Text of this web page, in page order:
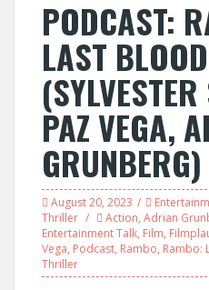
PODCAST:
LAST BLOOD
PAZ VEGA,
GRUNBERG)
August 20, 2023
Thriller
Action, Adrian
Entertainment Talk, Film,
Vega, Podcast, Rambo, Rambo:
Thriller